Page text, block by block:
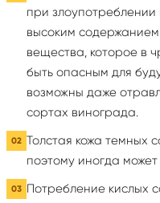
при
высоким
вещества, которое в
быть опасным для
возможны даже
сортах винограда.
Толстая кожа темных
поэтому иногда может
Потребление кислых